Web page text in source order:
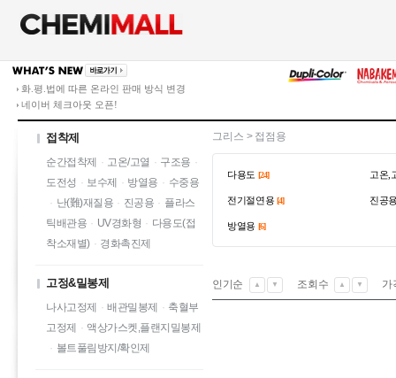
화.평.법에 따른 온라인 판매 방식 변경
네이버 체크아웃 오픈!
접착제
순간접착제 · 고온/고열 · 구조용 ·
도전성 · 보수제 · 방열용 · 수중용
· 난(難)재질용 · 진공용 · 플라스
틱배관용 · UV경화형 · 다용도(접
착소재별) · 경화촉진제
고정&밀봉제
나사고정제 · 배관밀봉제 · 축혈부
고정제
· 액상가스켓,플랜지밀봉제
· 볼트풀림방지/확인제
그리스 > 접점용
다용도 [24] 고온,
전기절연용 [4] 진공
방열용 [6]
인기순 ▲ ▼ 조회수 ▲ ▼ 가